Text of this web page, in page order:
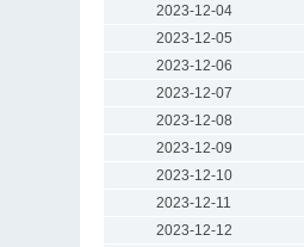
2023-12-04
2023-12-05
2023-12-06
2023-12-07
2023-12-08
2023-12-09
2023-12-10
2023-12-11
2023-12-12